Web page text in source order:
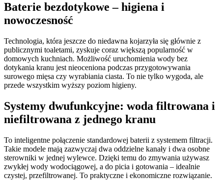
Baterie bezdotykowe – higiena i
nowoczesność
Technologia, która jeszcze do niedawna kojarzyła się głównie z
publicznymi toaletami, zyskuje coraz większą popularność w
domowych kuchniach. Możliwość uruchomienia wody bez
dotykania kranu jest nieoceniona podczas przygotowywania
surowego mięsa czy wyrabiania ciasta. To nie tylko wygoda, ale
przede wszystkim wyższy poziom higieny.
Systemy dwufunkcyjne: woda filtrowana i
niefiltrowana z jednego kranu
To inteligentne połączenie standardowej baterii z systemem filtracji.
Takie modele mają zazwyczaj dwa oddzielne kanały i dwa osobne
sterowniki w jednej wylewce. Dzięki temu do zmywania używasz
zwykłej wody wodociągowej, a do picia i gotowania – idealnie
czystej, przefiltrowanej. To praktyczne i ekonomiczne rozwiązanie.